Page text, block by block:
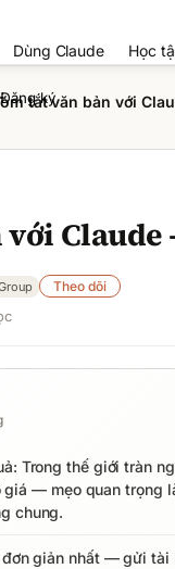
Dùng Claude Học
ký
tắt văn bản với
với
Theo dõi
Trong thế giới tràn
— mẹo quan trọng
chung.
đơn giản nhất — gửi